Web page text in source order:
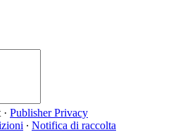
· Publisher Privacy
∙ Notifica di raccolta